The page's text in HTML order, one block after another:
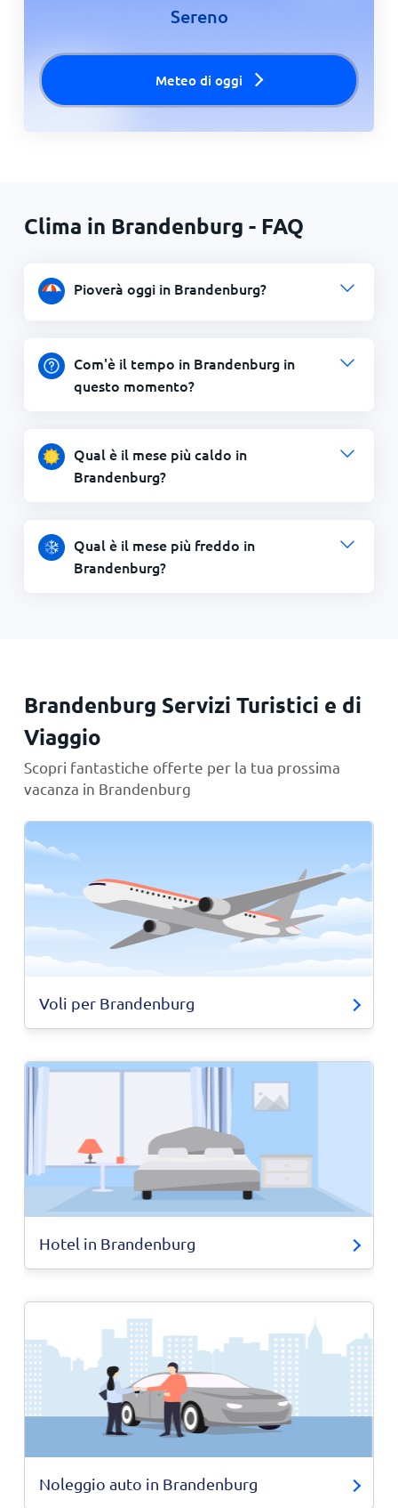
Sereno
Meteo di oggi
Clima in Brandenburg - FAQ
Pioverà oggi in Brandenburg?
Com'è il tempo in Brandenburg in
questo momento?
Qual è il mese più caldo in
Brandenburg?
Qual è il mese più freddo in
Brandenburg?
Brandenburg Servizi Turistici e di
Viaggio
Scopri fantastiche offerte per la tua prossima
vacanza in Brandenburg
Voli per Brandenburg
Hotel in Brandenburg
Noleggio auto in Brandenburg